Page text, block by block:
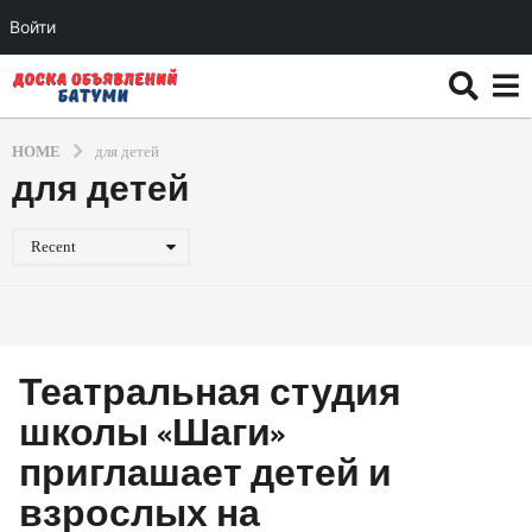
Войти
HOME для детей
для детей
Recent
Театральная студия
школы «Шаги»
приглашает детей и
взрослых на